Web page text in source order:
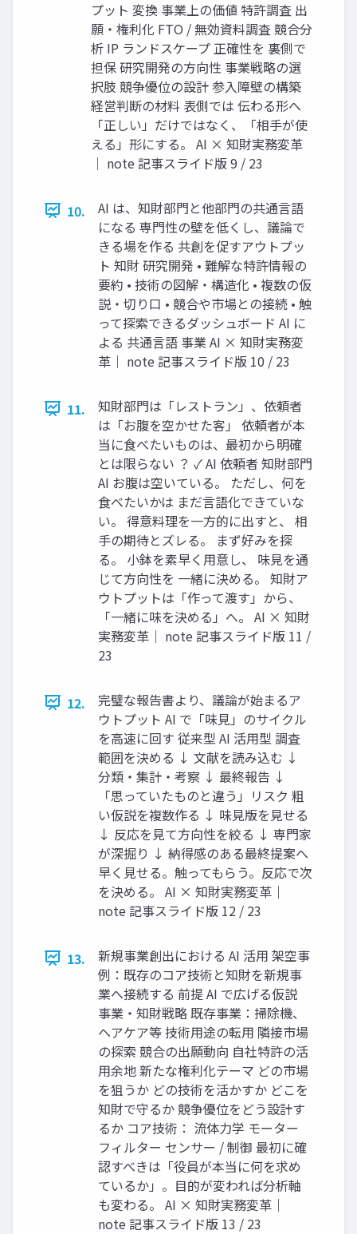
プット 変換 事業上の価値 特許調査 出
願・権利化 FTO / 無効資料調査 競合分
析 IP ランドスケープ 正確性を 裏側で
担保 研究開発の方向性 事業戦略の選
択肢 競争優位の設計 参入障壁の構築
経営判断の材料 表側では 伝わる形へ
「正しい」だけではなく、「相手が使
える」形にする。 AI × 知財実務変革
｜ note 記事スライド版 9 / 23
10.
AI は、知財部門と他部門の共通言語
になる 専門性の壁を低くし、議論で
きる場を作る 共創を促すアウトプッ
ト 知財 研究開発 • 難解な特許情報の
要約 • 技術の図解・構造化 • 複数の仮
説・切り口 • 競合や市場との接続 • 触
って探索できるダッシュボード AI に
よる 共通言語 事業 AI × 知財実務変
革｜ note 記事スライド版 10 / 23
11.
知財部門は「レストラン」、依頼者
は「お腹を空かせた客」 依頼者が本
当に食べたいものは、最初から明確
とは限らない ？ ✓ AI 依頼者 知財部門
AI お腹は空いている。 ただし、何を
食べたいかは まだ言語化できていな
い。 得意料理を一方的に出すと、 相
手の期待とズレる。 まず好みを探
る。 小鉢を素早く用意し、 味見を通
じて方向性を 一緒に決める。 知財ア
ウトプットは「作って渡す」から、
「一緒に味を決める」へ。 AI × 知財
実務変革｜ note 記事スライド版 11 /
23
12.
完璧な報告書より、議論が始まるア
ウトプット AI で「味見」のサイクル
を高速に回す 従来型 AI 活用型 調査
範囲を決める ↓ 文献を読み込む ↓
分類・集計・考察 ↓ 最終報告 ↓
「思っていたものと違う」リスク 粗
い仮説を複数作る ↓ 味見版を見せる
↓ 反応を見て方向性を絞る ↓ 専門家
が深掘り ↓ 納得感のある最終提案へ
早く見せる。触ってもらう。反応で次
を決める。 AI × 知財実務変革｜
note 記事スライド版 12 / 23
13.
新規事業創出における AI 活用 架空事
例：既存のコア技術と知財を新規事
業へ接続する 前提 AI で広げる仮説
事業・知財戦略 既存事業：掃除機、
ヘアケア等 技術用途の転用 隣接市場
の探索 競合の出願動向 自社特許の活
用余地 新たな権利化テーマ どの市場
を狙うか どの技術を活かすか どこを
知財で守るか 競争優位をどう設計す
るか コア技術： 流体力学 モーター
フィルター センサー / 制御 最初に確
認すべきは「役員が本当に何を求め
ているか」。目的が変われば分析軸
も変わる。 AI × 知財実務変革｜
note 記事スライド版 13 / 23